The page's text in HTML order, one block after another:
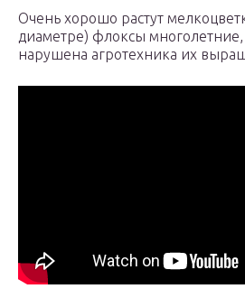
Очень хорошо растут
диаметре) флоксы
нарушена агротехника их